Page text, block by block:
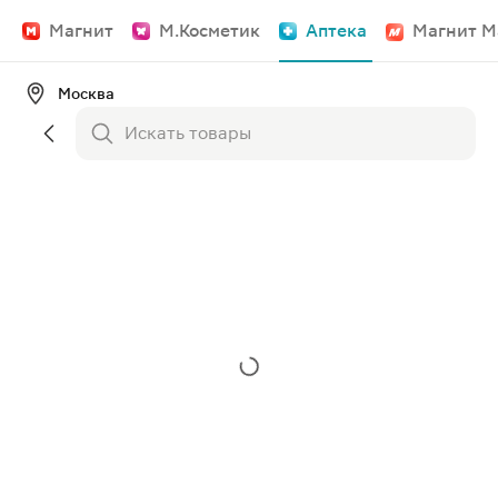
Магнит М.Косметик Аптека Магнит
Москва